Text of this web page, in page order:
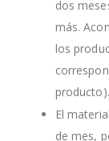
dos
más.
los
producto).
El
de mes,